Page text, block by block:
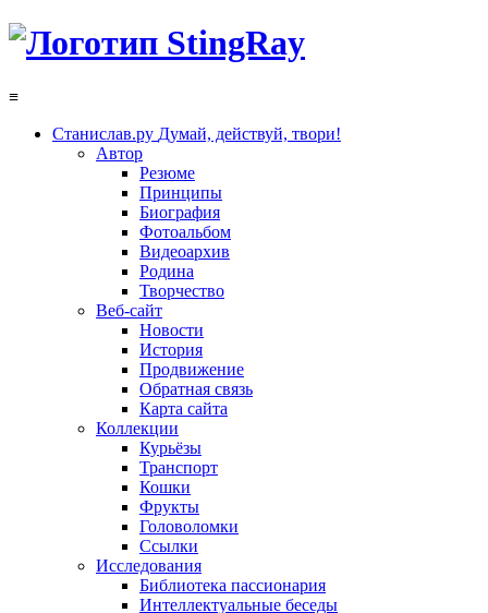
≡
Станислав.ру Думай, действуй, твори!
Автор
Резюме
Принципы
Биография
Фотоальбом
Видеоархив
Родина
Творчество
Веб-сайт
Новости
История
Продвижение
Обратная связь
Карта сайта
Коллекции
Курьёзы
Транспорт
Кошки
Фрукты
Головоломки
Ссылки
Исследования
Библиотека пассионария
Интеллектуальные беседы